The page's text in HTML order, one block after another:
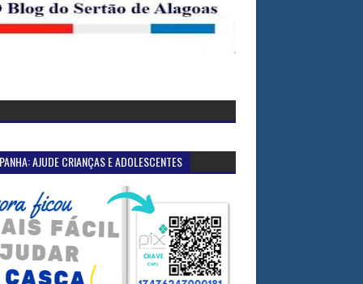
AJUDE CRIANÇAS E ADOLESCENTES